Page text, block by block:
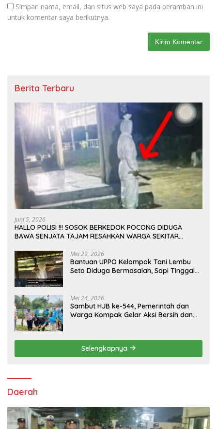
Simpan nama, email, dan situs web saya pada peramban ini
untuk komentar saya berikutnya.
Berita Terbaru
Juni 5, 2026
HALLO POLISI !!! SOSOK BERKEDOK POCONG DIDUGA
BAWA SENJATA TAJAM RESAHKAN WARGA SEKITAR
Mei 29, 2026
Bantuan UPPO Kelompok Tani Lembu
Seto Diduga Bermasalah, Sapi Tinggal
Mei 24, 2026
Sambut HJB ke-544, Pemerintah dan
Warga Kompak Gelar Aksi Bersih dan
Selengkapnya
Daerah